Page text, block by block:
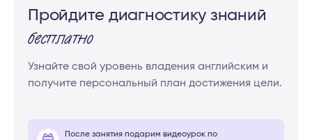
Пройдите диагностику знаний
бесплатно
Узнайте свой уровень владения английским и
получите персональный план достижения цели.
После занятия подарим видеоурок по